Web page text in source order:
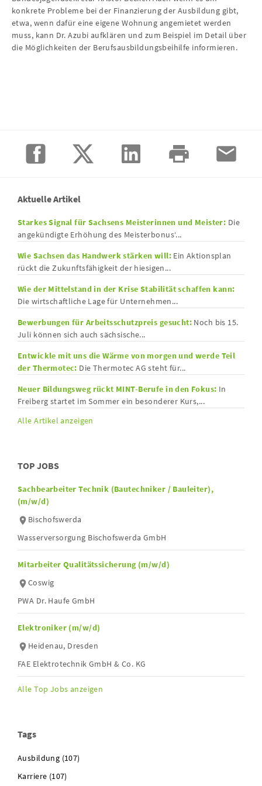
konkrete Probleme bei der Finanzierung der Ausbildung gibt,
etwa, wenn dafür eine eigene Wohnung angemietet werden
muss, kann Dr. Azubi aufklären und zum Beispiel im Detail über
die Möglichkeiten der Berufsausbildungsbeihilfe informieren.
Aktuelle Artikel
Starkes Signal für Sachsens Meisterinnen und Meister: Die
angekündigte Erhöhung des Meisterbonus‘...
Wie Sachsen das Handwerk stärken will:Ein Aktionsplan
rückt die Zukunftsfähigkeit der hiesigen...
Wie der Mittelstand in der Krise Stabilität schaffen kann:
Die wirtschaftliche Lage für Unternehmen...
Bewerbungen für Arbeitsschutzpreis gesucht: Noch bis 15.
Juli können sich auch sächsische...
Entwickle mit uns die Wärme von morgen und werde Teil
der Thermotec: Die Thermotec AG steht für...
Neuer Bildungsweg rückt MINT-Berufe in den Fokus: In
Freiberg startet im Sommer ein besonderer Kurs,...
Alle Artikel anzeigen
TOP JOBS
Sachbearbeiter Technik (Bautechniker / Bauleiter),
(m/w/d)
Bischofswerda
Wasserversorgung Bischofswerda GmbH
Mitarbeiter Qualitätssicherung (m/w/d)
Coswig
PWA Dr. Haufe GmbH
Elektroniker (m/w/d)
Heidenau, Dresden
FAE Elektrotechnik GmbH & Co. KG
Alle Top Jobs anzeigen
Tags
Ausbildung (107)
Karriere (107)